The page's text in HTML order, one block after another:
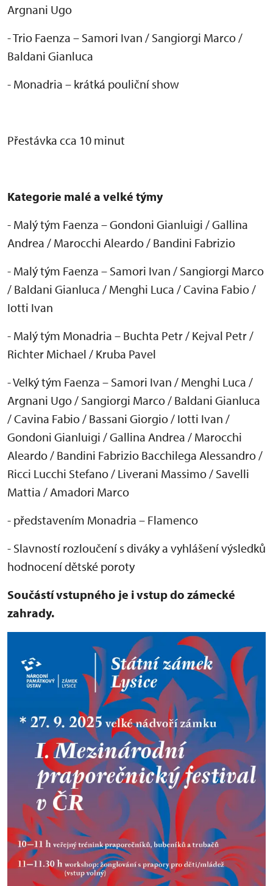
Argnani Ugo
- Trio Faenza – Samori Ivan / Sangiorgi Marco /
Baldani Gianluca
- Monadria – krátká pouliční show
Přestávka cca 10 minut
Kategorie malé a velké týmy
- Malý tým Faenza – Gondoni Gianluigi / Gallina
Andrea / Marocchi Aleardo / Bandini Fabrizio
- Malý tým Faenza – Samori Ivan / Sangiorgi Marco
/ Baldani Gianluca / Menghi Luca / Cavina Fabio /
Iotti Ivan
- Malý tým Monadria – Buchta Petr / Kejval Petr /
Richter Michael / Kruba Pavel
- Velký tým Faenza – Samori Ivan / Menghi Luca /
Argnani Ugo / Sangiorgi Marco / Baldani Gianluca
/ Cavina Fabio / Bassani Giorgio / Iotti Ivan /
Gondoni Gianluigi / Gallina Andrea / Marocchi
Aleardo / Bandini Fabrizio Bacchilega Alessandro /
Ricci Lucchi Stefano / Liverani Massimo / Savelli
Mattia / Amadori Marco
- představením Monadria – Flamenco
- Slavností rozloučení s diváky a vyhlášení výsledků
hodnocení dětské poroty
Součástí vstupného je i vstup do zámecké
zahrady.